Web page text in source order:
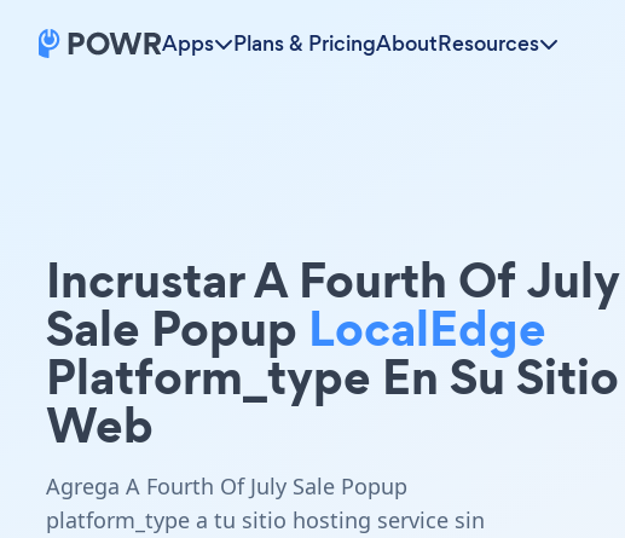
Apps Plans & PricingAboutResources
Incrustar A Fourth Of July
Sale Popup LocalEdge
Platform_type En Su Sitio
Web
Agrega A Fourth Of July Sale Popup
platform_type a tu sitio hosting service sin